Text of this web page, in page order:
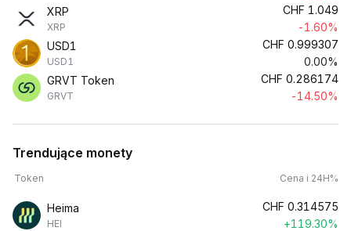
XRP
XRP
CHF 1.049
-1.60%
USD1
USD1
CHF 0.999307
0.00%
GRVT Token
GRVT
CHF 0.286174
-14.50%
Trendujące monety
Token Cena i 24H%
Heima
HEI
CHF 0.314575
+119.30%